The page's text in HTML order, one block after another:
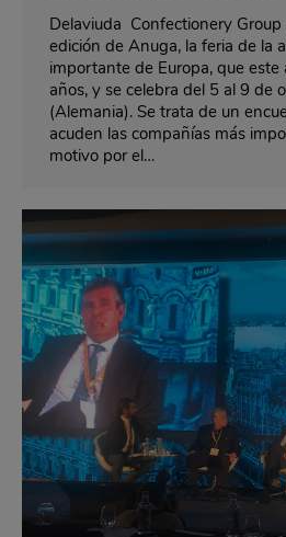
Delaviuda Confectionery
edición de Anuga, la feria de la
importante de Europa, que
años, y se celebra del 5 al 9 de
(Alemania). Se trata de un
acuden las compañías más
motivo por el…